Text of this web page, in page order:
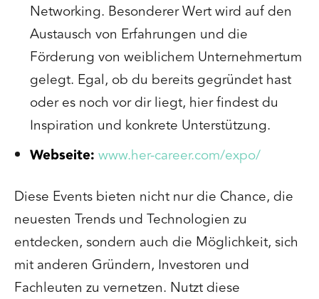
Networking. Besonderer Wert wird auf den
Austausch von Erfahrungen und die
Förderung von weiblichem Unternehmertum
gelegt. Egal, ob du bereits gegründet hast
oder es noch vor dir liegt, hier findest du
Inspiration und konkrete Unterstützung.
Webseite: www.her-career.com/expo/
Diese Events bieten nicht nur die Chance, die
neuesten Trends und Technologien zu
entdecken, sondern auch die Möglichkeit, sich
mit anderen Gründern, Investoren und
Fachleuten zu vernetzen. Nutzt diese